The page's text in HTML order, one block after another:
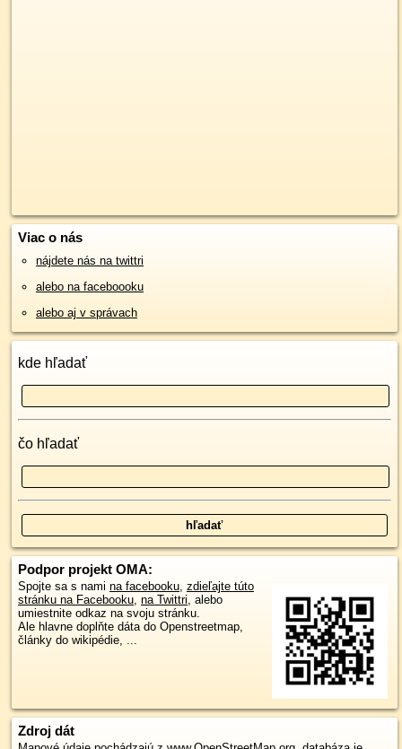
Viac o nás
nájdete nás na twittri
alebo na faceboooku
alebo aj v správach
kde hľadať
čo hľadať
Podpor projekt OMA:
Spojte sa s nami na facebooku, zdieľajte túto
stránku na Facebooku, na Twittri, alebo
umiestnite odkaz na svoju stránku.
Ale hlavne doplňte dáta do Openstreetmap,
články do wikipédie, ...
Zdroj dát